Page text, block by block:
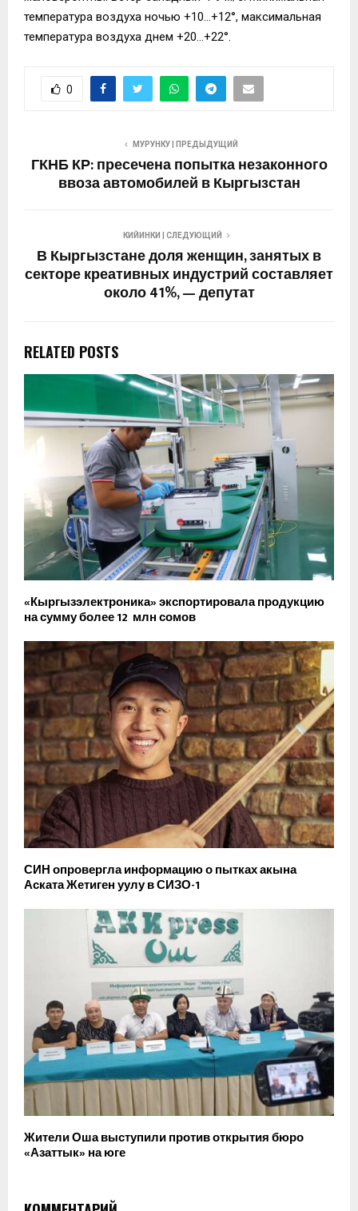
температура воздуха ночью +10…+12°, максимальная
температура воздуха днем +20…+22°.
0
МУРУНКУ | ПРЕДЫДУЩИЙ
ГКНБ КР: пресечена попытка незаконного
ввоза автомобилей в Кыргызстан
КИЙИНКИ | СЛЕДУЮЩИЙ
В Кыргызстане доля женщин, занятых в
секторе креативных индустрий составляет
около 41%, — депутат
RELATED POSTS
«Кыргызэлектроника» экспортировала продукцию
на сумму более 12 млн сомов
СИН опровергла информацию о пытках акына
Аската Жетиген уулу в СИЗО-1
Жители Оша выступили против открытия бюро
«Азаттык» на юге